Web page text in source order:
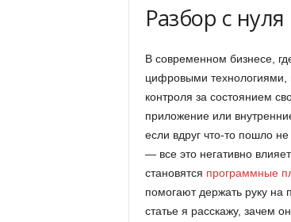
Разбор с нуля
В современном бизнесе,
цифровыми технологиями,
контроля за состоянием
приложение или
если вдруг что-то пошло
— все это негативно
становятся программные
помогают держать руку на
статье я расскажу, зачем